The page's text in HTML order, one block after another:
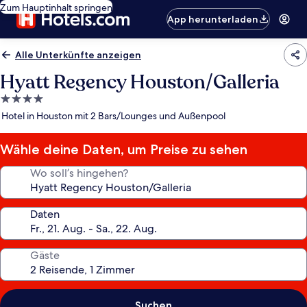
Zum Hauptinhalt springen
App herunterladen
Alle Unterkünfte anzeigen
Hyatt Regency Houston/Galleria
4.0-
Sterne-
Hotel in Houston mit 2 Bars/Lounges und Außenpool
Wähle deine Daten, um Preise zu sehen
Wo soll’s hingehen?
Daten
Gäste